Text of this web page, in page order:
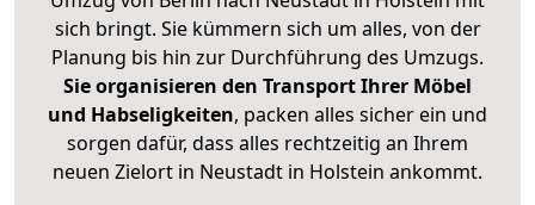
sich bringt. Sie kümmern sich um alles, von der
Planung bis hin zur Durchführung des Umzugs.
Sie organisieren den Transport Ihrer Möbel
und Habseligkeiten, packen alles sicher ein und
sorgen dafür, dass alles rechtzeitig an Ihrem
neuen Zielort in Neustadt in Holstein ankommt.